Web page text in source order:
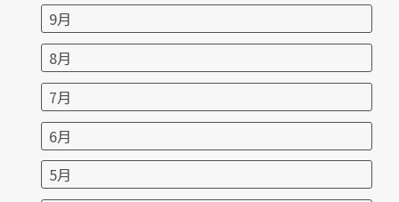
9月
8月
7月
6月
5月